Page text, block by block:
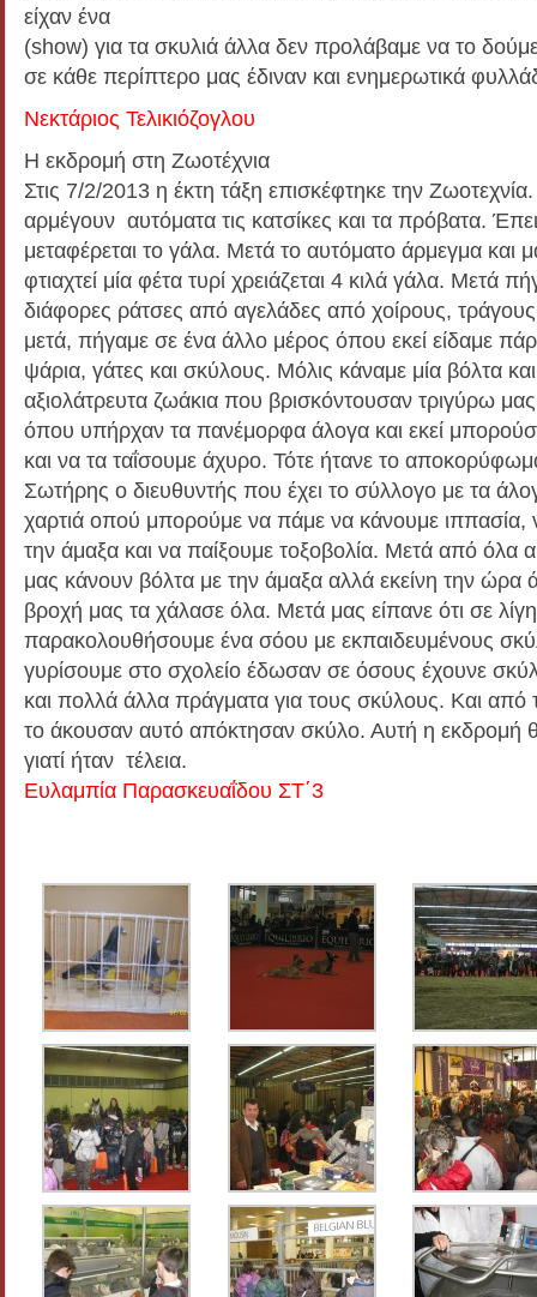
είχαν ένα
(show) για τα σκυλιά άλλα δεν προλάβαμε να το
σε κάθε περίπτερο μας έδιναν και ενημερωτικά
Νεκτάριος Τελικιόζογλου
Η εκδρομή στη Ζωοτέχνια
Στις 7/2/2013 η έκτη τάξη επισκέφτηκε την
αρμέγουν αυτόματα τις κατσίκες και τα πρόβατα.
μεταφέρεται το γάλα. Μετά το αυτόματο άρμεγμα και
φτιαχτεί μία φέτα τυρί χρειάζεται 4 κιλά γάλα. Μετά
διάφορες ράτσες από αγελάδες από χοίρους,
μετά, πήγαμε σε ένα άλλο μέρος όπου εκεί είδαμε
ψάρια, γάτες και σκύλους. Μόλις κάναμε μία βόλτα και
αξιολάτρευτα ζωάκια που βρισκόντουσαν τριγύρω
όπου υπήρχαν τα πανέμορφα άλογα και εκεί
και να τα ταΐσουμε άχυρο. Τότε ήτανε το
Σωτήρης ο διευθυντής που έχει το σύλλογο με τα
χαρτιά οπού μπορούμε να πάμε να κάνουμε ιππασία,
την άμαξα και να παίξουμε τοξοβολία. Μετά από όλα
μας κάνουν βόλτα με την άμαξα αλλά εκείνη την ώρα
βροχή μας τα χάλασε όλα. Μετά μας είπανε ότι σε
παρακολουθήσουμε ένα σόου με εκπαιδευμένους
γυρίσουμε στο σχολείο έδωσαν σε όσους έχουνε
και πολλά άλλα πράγματα για τους σκύλους. Και από
το άκουσαν αυτό απόκτησαν σκύλο. Αυτή η εκδρομή
γιατί ήταν τέλεια.
Ευλαμπία Παρασκευαΐδου ΣΤ΄3